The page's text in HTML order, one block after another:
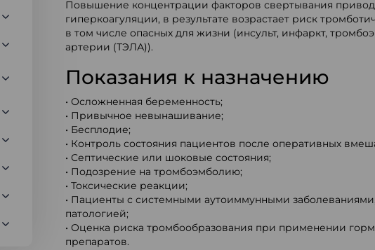
Повышение концентрации факторов свертывания
гиперкоагуляции, в результате возрастает риск
в том числе опасных для жизни (инсульт, инфаркт,
артерии (ТЭЛА)).
Показания к назначению
• Осложненная беременность;
• Привычное невынашивание;
• Бесплодие;
• Контроль состояния пациентов после оперативных
• Септические или шоковые состояния;
• Подозрение на тромбоэмболию;
• Токсические реакции;
• Пациенты с системными аутоиммунными
патологией;
• Оценка риска тромбообразования при применении
препаратов.